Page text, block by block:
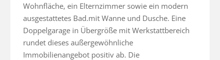
Wohnfläche, ein Elternzimmer sowie ein modern
ausgestattetes Bad.mit Wanne und Dusche. Eine
Doppelgarage in Übergröße mit Werkstattbereich
rundet dieses außergewöhnliche
Immobilienangebot positiv ab. Die